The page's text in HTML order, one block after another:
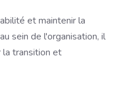
et maintenir la
sein de l'organisation, il
transition et